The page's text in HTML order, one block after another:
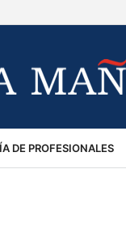
DE PROFESIONALES